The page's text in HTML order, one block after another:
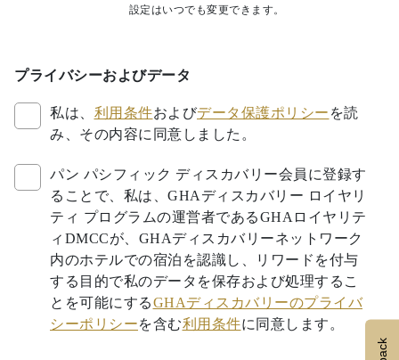
設定はいつでも変更できます。
プライバシーおよびデータ
私は、 利用条件およびデータ保護ポリシー を読
み、その内容に同意しました。
パン パシフィック ディスカバリー会員に登録す
ることで、私は、GHAディスカバリー ロイヤリ
ティ プログラムの運営者であるGHAロイヤリテ
ィDMCCが、GHAディスカバリーネットワーク
内のホテルでの宿泊を認識し、リワードを付与
する目的で私のデータを保存および処理するこ
とを可能にするGHAディスカバリーのプライバ
シーポリシーを含む利用条件に同意します。